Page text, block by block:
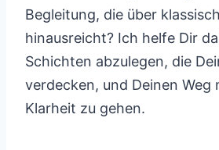
Begleitung, die über
hinausreicht? Ich helfe Dir
Schichten abzulegen, die
verdecken, und Deinen Weg
Klarheit zu gehen.